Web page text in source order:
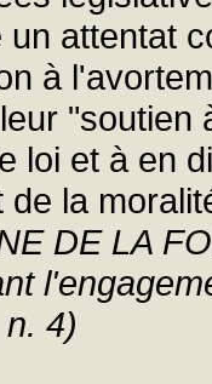
un attentat
à
"soutien
loi et à en
de la
DE LA
4)